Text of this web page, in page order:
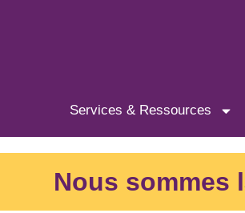
Services & Ressources
Nous sommes